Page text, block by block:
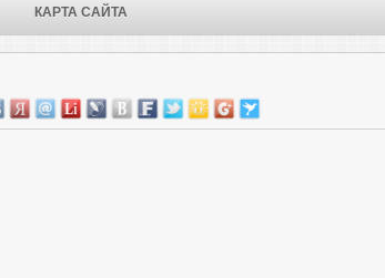
КАРТА САЙТА